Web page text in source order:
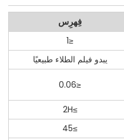
فِهرِس
≤1
يبدو فيلم الطلاء طبيعيًا
≤0.06
≥2H
≥45